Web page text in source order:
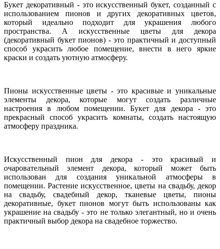
Букет декоративный - это искусственный букет, созданный с
использованием пионов и других декоративных цветов,
который идеально подходит для украшения любого
пространства. А искусственные цветы для декора
(декоративный букет пионов) - это практичный и доступный
способ украсить любое помещение, внести в него яркие
краски и создать уютную атмосферу.
Пионы искусственные цветы - это красивые и уникальные
элементы декора, которые могут создать различные
настроения в любом помещении. Букет для декора - это
прекрасный способ украсить комнаты, создать настоящую
атмосферу праздника.
Искусственный пион для декора - это красивый и
очаровательный элемент декора, который может быть
использован для создания уникальной атмосферы в
помещении. Растение искусственное, цветы на свадьбу, декор
на свадьбу, свадебный декор, тканевые цветы, пионы
декоративные, букет пионов могут быть использованы как
украшение на свадьбу - это не только элегантный, но и очень
практичный выбор декора на свадебное торжество.